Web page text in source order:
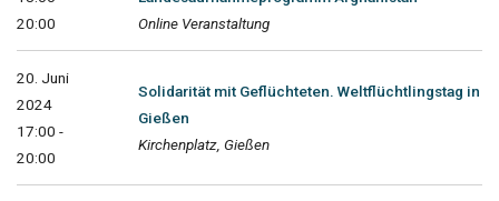
20:00
Online Veranstaltung
20. Juni
2024
17:00 -
20:00
Solidarität mit Geflüchteten. Weltflüchtlingstag in
Gießen
Kirchenplatz, Gießen